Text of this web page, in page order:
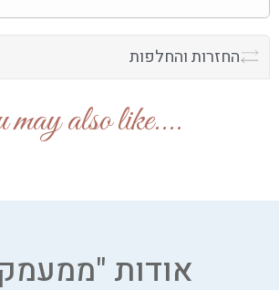
החזרות והחלפות
....you may also like
אודות